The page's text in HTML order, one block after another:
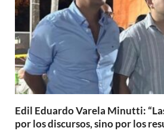
Edil Eduardo Varela Minutti:
por los discursos, sino por los